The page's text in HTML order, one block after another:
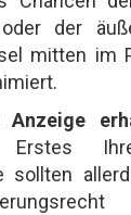
der
mitten im
sollten